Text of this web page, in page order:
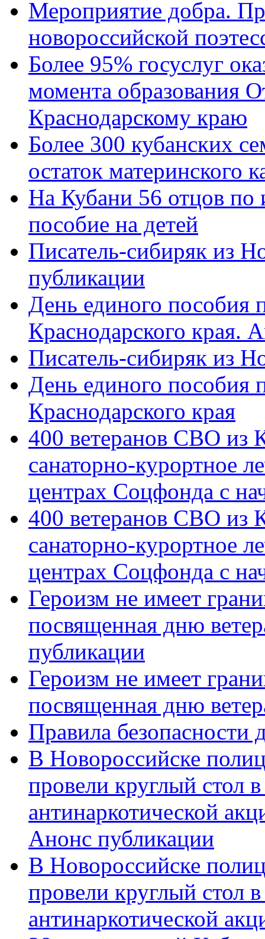
Мероприятие добра.
новороссийской
Более 95% госуслуг
момента образования
Краснодарскому краю
Более 300 кубанских
остаток материнского
На Кубани 56 отцов по
пособие на детей
Писатель-сибиряк из
публикации
День единого пособия
Краснодарского края.
Писатель-сибиряк из
День единого пособия
Краснодарского края
400 ветеранов СВО из
санаторно-курортное
центрах Соцфонда с
400 ветеранов СВО из
санаторно-курортное
центрах Соцфонда с
Героизм не имеет
посвященная дню
публикации
Героизм не имеет
посвященная дню
Правила безопасности
В Новороссийске
провели круглый стол
антинаркотической
Анонс публикации
В Новороссийске
провели круглый стол
антинаркотической